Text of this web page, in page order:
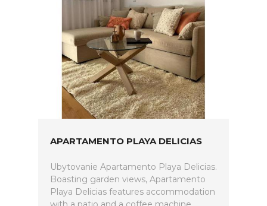
APARTAMENTO PLAYA DELICIAS
Ubytovanie Apartamento Playa Delicias.
Boasting garden views, Apartamento
Playa Delicias features accommodation